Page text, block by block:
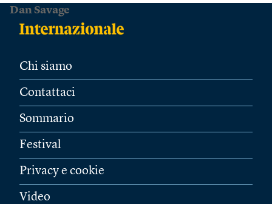
Dan Savage
Chi siamo
Contattaci
Sommario
Festival
Privacy e cookie
Video